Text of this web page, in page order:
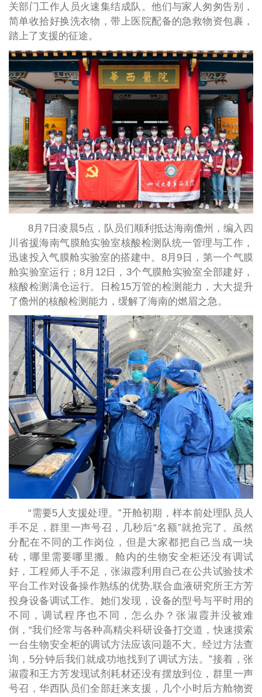
关部门工作人员火速集结成队。他们与家人匆匆告别，
简单收拾好换洗衣物，带上医院配备的急救物资包裹，
踏上了支援的征途。
8月7日凌晨5点，队员们顺利抵达海南儋州，编入四
川省援海南气膜舱实验室核酸检测队统一管理与工作，
迅速投入气膜舱实验室的搭建中。8月9日，第一个气膜
舱实验室运行；8月12日，3个气膜舱实验室全部建好，
核酸检测满仓运行。日检15万管的检测能力，大大提升
了儋州的核酸检测能力，缓解了海南的燃眉之急。
“需要5人支援处理。”开舱初期，样本前处理队员人
手不足，群里一声号召，几秒后“名额”就抢完了。虽然
分配在不同的工作岗位，但是大家都把自己当成一块
砖，哪里需要哪里搬。舱内的生物安全柜还没有调试
好，工程师人手不足，张淑霞利用自己在公共试验技术
平台工作对设备操作熟练的优势,联合血液研究所王方芳
投身设备调试工作。她们发现，设备的型号与平时用的
不同，调试程序也不同，怎么办？张淑霞并没被难
倒，“我们经常与各种高精尖科研设备打交道，快速摸索
一台生物安全柜的调试方法应该问题不大。经过方法查
询，5分钟后我们就成功地找到了调试方法。”接着，张
淑霞和王方芳发现试剂耗材还没有摆放到位，群里一声
号召，华西队员们全部赶来支援，几个小时后方舱物资